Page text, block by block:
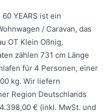
YEARS ist ein
/ Caravan, das
OT Klein Oßnig,
zählen 731 cm Länge
für 4 Personen, einer
kg. Wir liefern
Region Deutschlands
€ (inkl. MwSt. und